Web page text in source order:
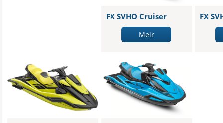
FX SVHO Cruiser
Meir
FX